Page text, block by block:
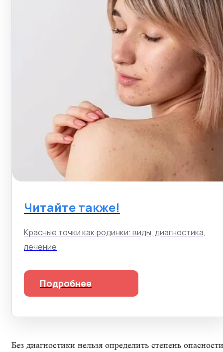
Читайте также!
Красные точки как родинки: виды, диагностика,
лечение
Подробнее
Без диагностики нельзя определить степень опасности